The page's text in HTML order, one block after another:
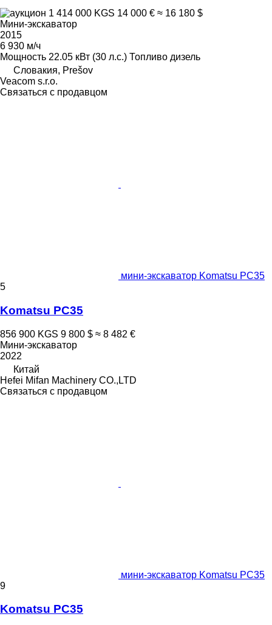
1 414 000 KGS 14 000 € ≈ 16 180 $
Мини-экскаватор
2015
6 930 м/ч
Мощность 22.05 кВт (30 л.с.) Топливо дизель
Словакия, Prešov
Veacom s.r.o.
Связаться с продавцом
мини-экскаватор Komatsu PC35
5
Komatsu PC35
856 900 KGS 9 800 $ ≈ 8 482 €
Мини-экскаватор
2022
Китай
Hefei Mifan Machinery CO.,LTD
Связаться с продавцом
мини-экскаватор Komatsu PC35
9
Komatsu PC35